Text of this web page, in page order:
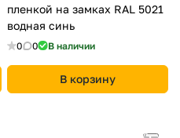
пленкой на замках RAL 5021
водная синь
0 0 В наличии
В корзину